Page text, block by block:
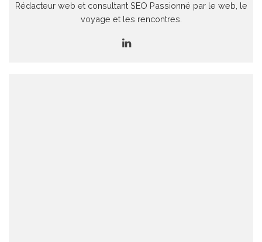
Rédacteur web et consultant SEO Passionné par le web, le
voyage et les rencontres.